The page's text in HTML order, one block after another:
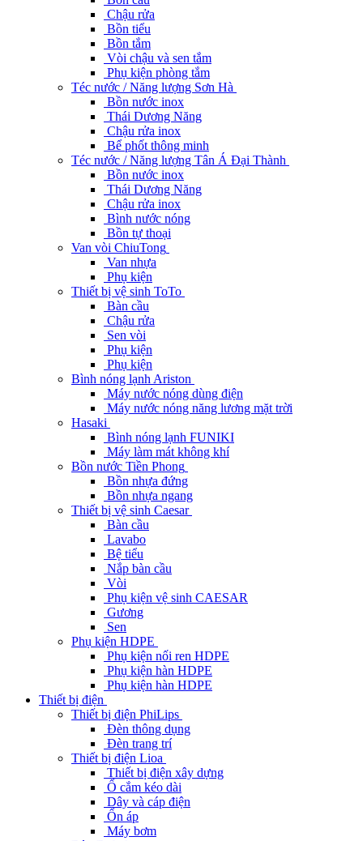
Chậu rửa
Bồn tiểu
Bồn tắm
Vòi chậu và sen tắm
Phụ kiện phòng tắm
Téc nước / Năng lượng Sơn Hà
Bồn nước inox
Thái Dương Năng
Chậu rửa inox
Bể phốt thông minh
Téc nước / Năng lượng Tân Á Đại Thành
Bồn nước inox
Thái Dương Năng
Chậu rửa inox
Bình nước nóng
Bồn tự thoại
Van vòi ChiuTong
Van nhựa
Phụ kiện
Thiết bị vệ sinh ToTo
Bàn cầu
Chậu rửa
Sen vòi
Phụ kiện
Phụ kiện
Bình nóng lạnh Ariston
Máy nước nóng dùng điện
Máy nước nóng năng lương mặt trời
Hasaki
Bình nóng lạnh FUNIKI
Máy làm mát không khí
Bồn nước Tiền Phong
Bồn nhựa đứng
Bồn nhựa ngang
Thiết bị vệ sinh Caesar
Bàn cầu
Lavabo
Bệ tiểu
Nắp bàn cầu
Vòi
Phụ kiện vệ sinh CAESAR
Gương
Sen
Phụ kiện HDPE
Phụ kiện nối ren HDPE
Phụ kiện hàn HDPE
Phụ kiện hàn HDPE
Thiết bị điện
Thiết bị điện PhiLips
Đèn thông dụng
Đèn trang trí
Thiết bị điện Lioa
Thiết bị điện xây dựng
Ổ cắm kéo dài
Dây và cáp điện
Ổn áp
Máy bơm